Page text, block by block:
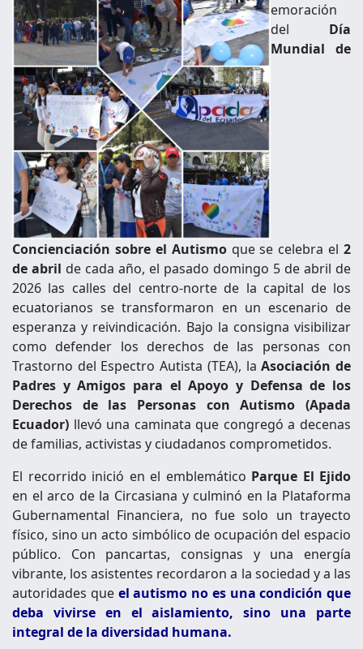
emoración
del Día
Mundial de
Concienciación sobre el Autismoque se celebra el 2
de abril de cada año, el pasado domingo 5 de abril de
2026 las calles del centro-norte de la capital de los
ecuatorianos se transformaron en un escenario de
esperanza y reivindicación. Bajo la consigna visibilizar
como defender los derechos de las personas con
Trastorno del Espectro Autista (TEA), laAsociación de
Padres y Amigos para el Apoyo y Defensa de los
Derechos de las Personas con Autismo (Apada
Ecuador) llevó una caminata que congregó a decenas
de familias, activistas y ciudadanos comprometidos.
El recorrido inició en el emblemático Parque El Ejido
en el arco de la Circasiana y culminó en la Plataforma
Gubernamental Financiera, no fue solo un trayecto
físico, sino un acto simbólico de ocupación del espacio
público. Con pancartas, consignas y una energía
vibrante, los asistentes recordaron a la sociedad y a las
autoridades que el autismo no es una condición que
deba vivirse en el aislamiento, sino una parte
integral de la diversidad humana.